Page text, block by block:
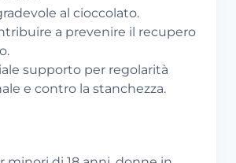
al cioccolato.
a prevenire il recupero
supporto per regolarità
e contro la stanchezza.